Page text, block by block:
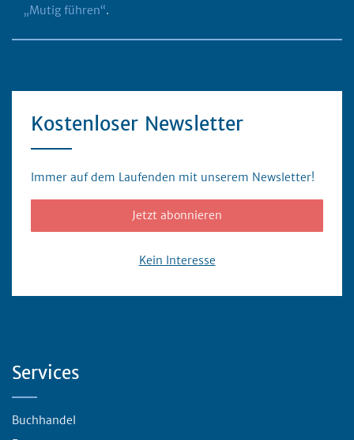
„Mutig führen“.
Kostenloser Newsletter
Immer auf dem Laufenden mit unserem Newsletter!
Jetzt abonnieren
Kein Interesse
Services
Buchhandel